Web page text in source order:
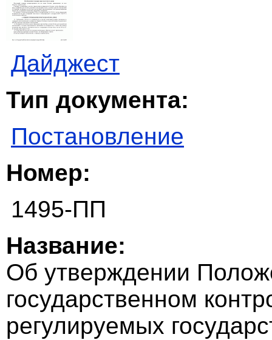
Дайджест
Тип документа:
Постановление
Номер:
1495-ПП
Название:
Об утверждении
государственном
регулируемых